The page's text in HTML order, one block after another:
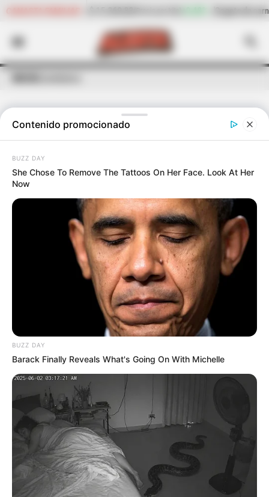
-
ÚLTIMAS NOTICIAS
ELECCIONES
¿El empleador puede negar el medio
día de descanso por votar?
ELECCIONES
¿Se puede cambiar el
lugar de votación para la
segunda vuelta
presidencial?
Contenido promocionado
BUZZ DAY
She Chose To Remove The Tattoos On Her Face. Look At Her
Now
BUZZ DAY
Barack Finally Reveals What's Going On With Michelle